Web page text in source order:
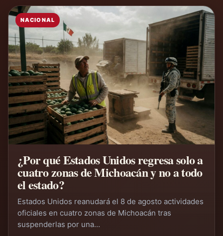
NACIONAL
¿Por qué Estados Unidos regresa solo a
cuatro zonas de Michoacán y no a todo
el estado?
Estados Unidos reanudará el 8 de agosto actividades
oficiales en cuatro zonas de Michoacán tras
suspenderlas por una…